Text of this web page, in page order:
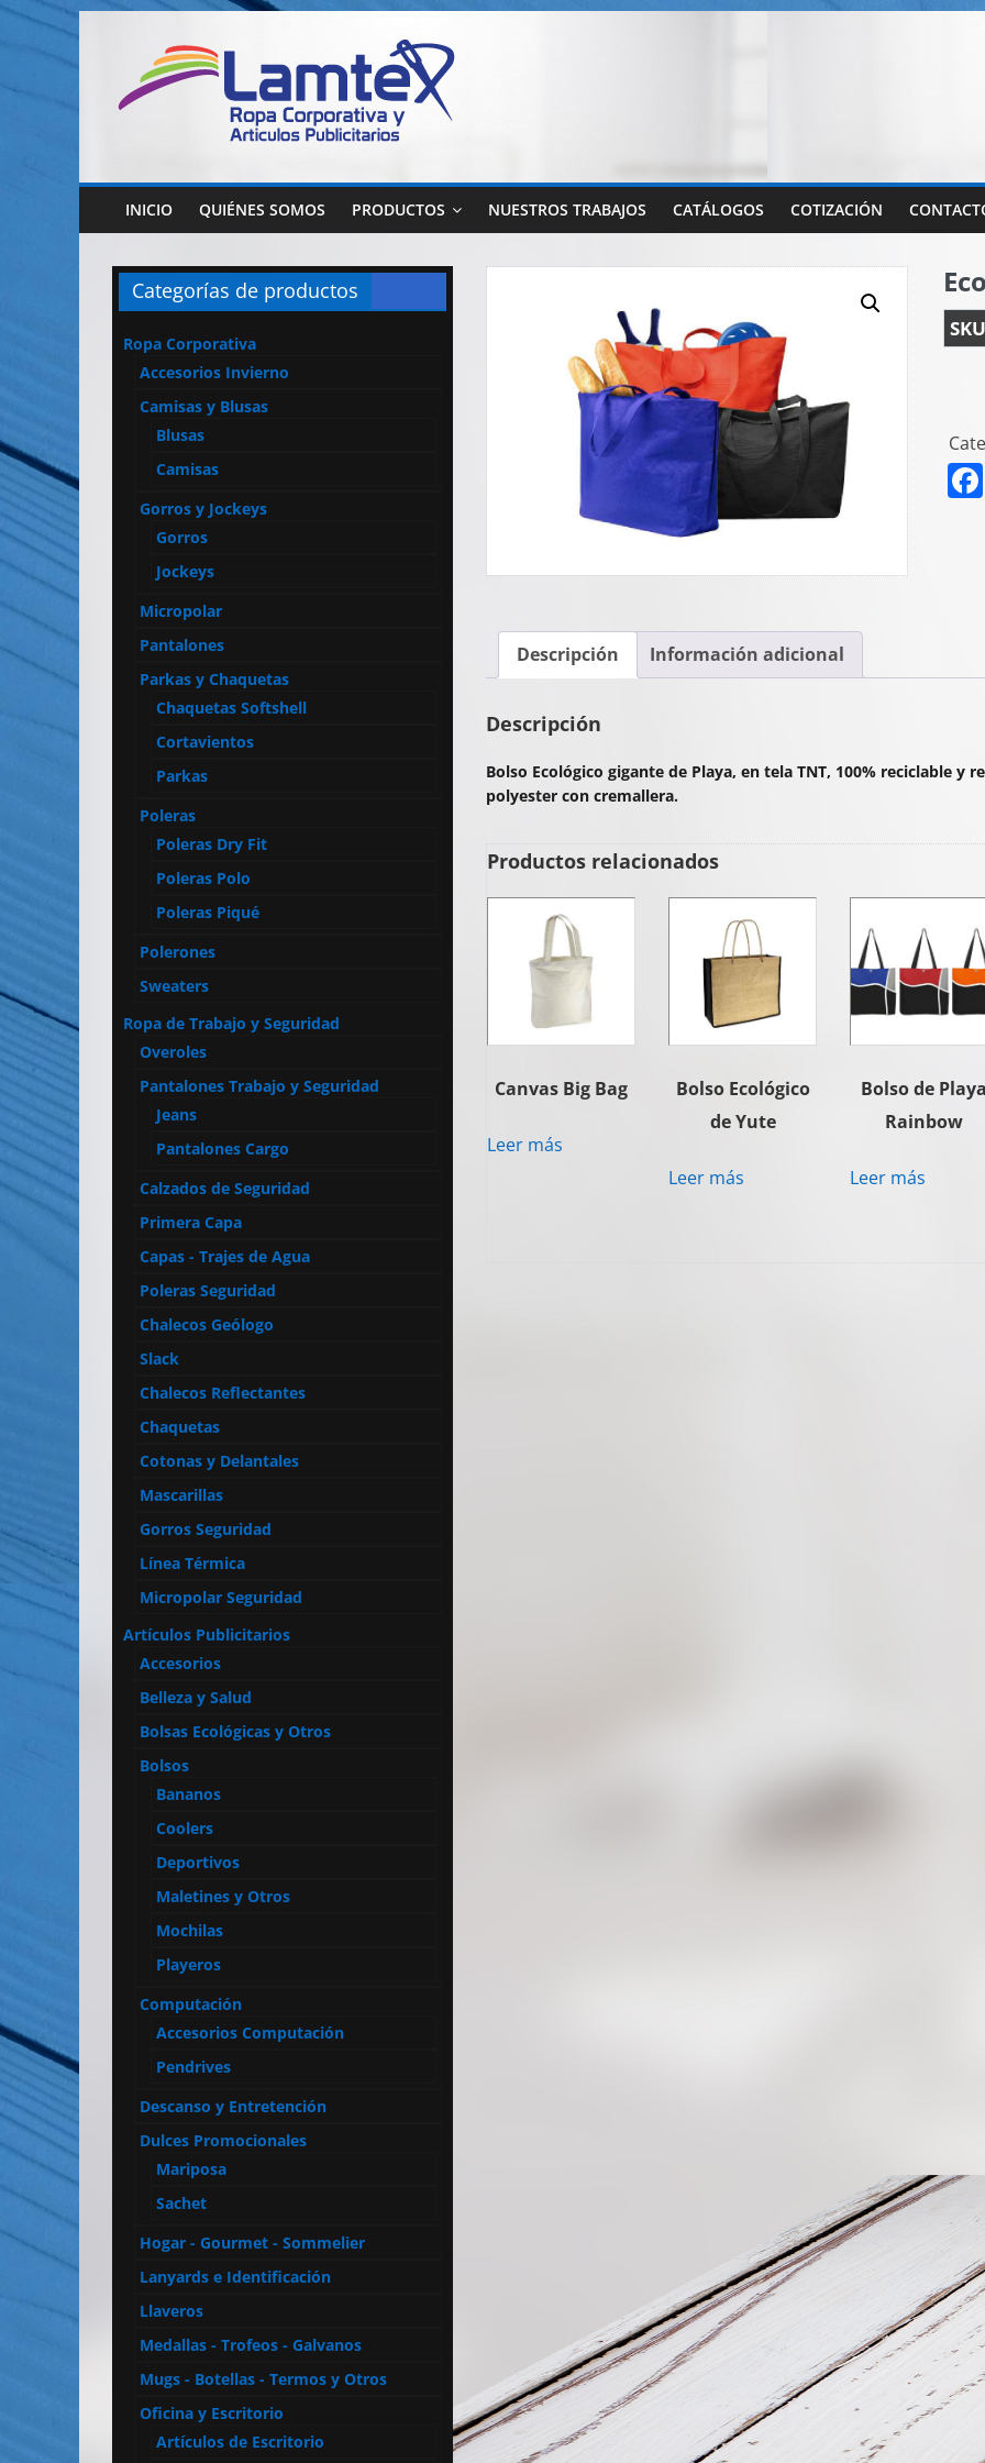
contenido
Lamtex
Corporativa
de
Trabajo
Seguridad
Diseño
Artículos
Publicitarios
Implementos
Seguridad
INICIO QUIÉNES SOMOS PRODUCTOS NUESTROS TRABAJOS CATÁLOGOS COTIZACIÓN
Descripción Información adicional
Descripción
Bolso Ecológico gigante de Playa, en tela TNT, 100% reciclable
polyester con cremallera.
Productos relacionados
Canvas Big Bag
Leer más
Bolso Ecológico
de Yute
Leer más
Bolso de Playa
Rainbow
Leer más
Categorías de productos
Ropa Corporativa
Accesorios Invierno
Camisas y Blusas
Blusas
Camisas
Gorros y Jockeys
Gorros
Jockeys
Micropolar
Pantalones
Parkas y Chaquetas
Chaquetas Softshell
Cortavientos
Parkas
Poleras
Poleras Dry Fit
Poleras Polo
Poleras Piqué
Polerones
Sweaters
Ropa de Trabajo y Seguridad
Overoles
Pantalones Trabajo y Seguridad
Jeans
Pantalones Cargo
Calzados de Seguridad
Primera Capa
Capas - Trajes de Agua
Poleras Seguridad
Chalecos Geólogo
Slack
Chalecos Reflectantes
Chaquetas
Cotonas y Delantales
Mascarillas
Gorros Seguridad
Línea Térmica
Micropolar Seguridad
Artículos Publicitarios
Accesorios
Belleza y Salud
Bolsas Ecológicas y Otros
Bolsos
Bananos
Coolers
Deportivos
Maletines y Otros
Mochilas
Playeros
Computación
Accesorios Computación
Pendrives
Descanso y Entretención
Dulces Promocionales
Mariposa
Sachet
Hogar - Gourmet - Sommelier
Lanyards e Identificación
Llaveros
Medallas - Trofeos - Galvanos
Mugs - Botellas - Termos y Otros
Oficina y Escritorio
Artículos de Escritorio